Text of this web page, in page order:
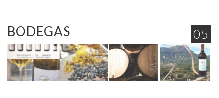
05
BODEGAS